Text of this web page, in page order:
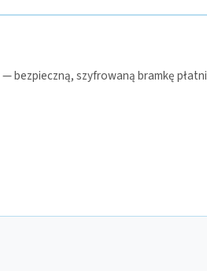
— bezpieczną, szyfrowaną bramkę